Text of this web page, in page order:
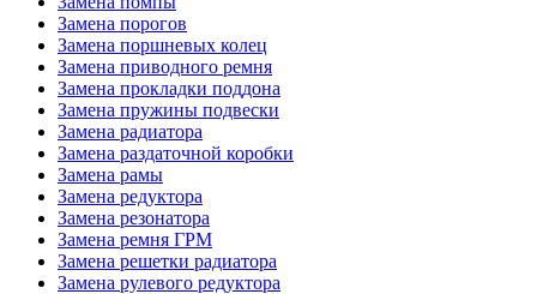
Замена порогов
Замена поршневых колец
Замена приводного ремня
Замена прокладки поддона
Замена пружины подвески
Замена радиатора
Замена раздаточной коробки
Замена рамы
Замена редуктора
Замена резонатора
Замена ремня ГРМ
Замена решетки радиатора
Замена рулевого редуктора